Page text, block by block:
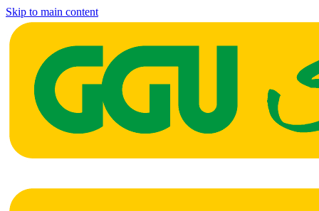
Skip to main content